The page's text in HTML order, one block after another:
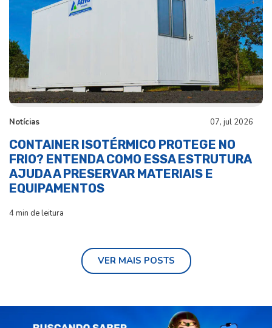
Notícias 07, jul 2026
CONTAINER ISOTÉRMICO PROTEGE NO
FRIO? ENTENDA COMO ESSA ESTRUTURA
AJUDA A PRESERVAR MATERIAIS E
EQUIPAMENTOS
4 min de leitura
VER MAIS POSTS